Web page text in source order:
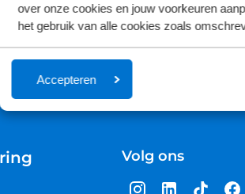
over onze cookies en jouw voorkeuren
het gebruik van alle cookies zoals
Accepteren
Volg ons